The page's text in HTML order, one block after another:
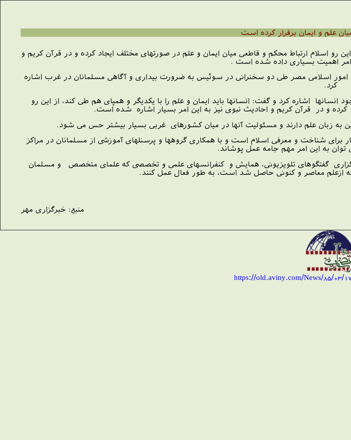
علم و ایمان برقرار کرده است
رو اسلام ارتباط محکم و قاطعی میان ایمان و علم در صورتهای مختلف ایجاد کرده و در قرآن کریم و
امر اهمیت بسیاری داده شده است .
امور اسلامی مصر طی دو سخنرانی در سوئیس به ضرورت بیداری و آگاهی مسلمانان در غرب اشاره
کرد.
اشاره کرد و گفت: انسانها باید ایمان و علم را با یکدیگر و همپای هم طی کند، از این رو
کرده و در قرآن کریم و احادیث نبوی نیز به این امر بسیار اشاره شده است.
به زبان علم دارند و مسئولیت آنها در میان کشورهای غربی بسیار بیشتر حس می شود.
برای شناخت و معرفی اسلام است و با همکاری گروهها و پرسنلهای آموزشی از مسلمانان در مراکز
توان به این امر مهم جامه عمل پوشاند.
گفتگوهای تلویزیونی، همایش و کنفرانسهای علمی و تخصصی که علمای متخصص و مسلمان
که ازعلم معاصر و کنونی حاصل شد است، به طور فعال عمل کنند.
منبع: خبرگزاری مهر
https://old.aviny.com/News/85/03/